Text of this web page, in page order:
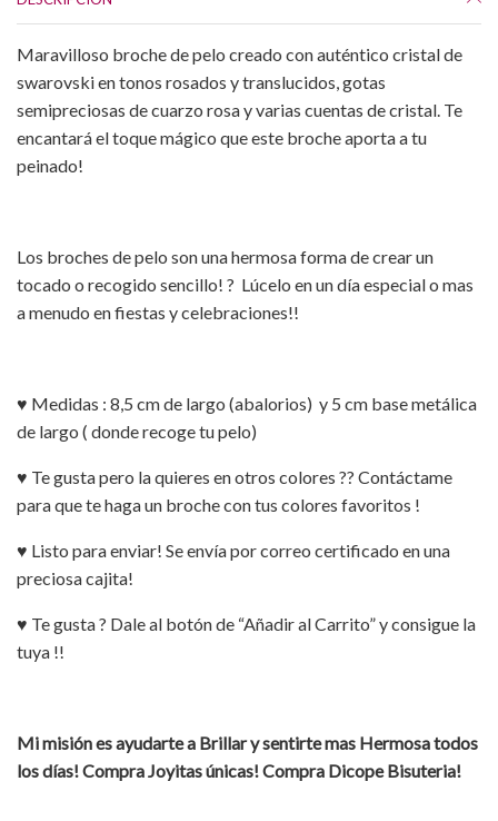
de
cuarzo
Rosa
-
Broche
Novia
Maravilloso broche de pelo creado con auténtico cristal de
swarovski en tonos rosados y translucidos, gotas
semipreciosas de cuarzo rosa y varias cuentas de cristal. Te
encantará el toque mágico que este broche aporta a tu
peinado!
Los broches de pelo son una hermosa forma de crear un
tocado o recogido sencillo! ? Lúcelo en un día especial o mas
a menudo en fiestas y celebraciones!!
♥ Medidas : 8,5 cm de largo (abalorios) y 5 cm base metálica
de largo ( donde recoge tu pelo)
♥ Te gusta pero la quieres en otros colores ?? Contáctame
para que te haga un broche con tus colores favoritos !
♥ Listo para enviar! Se envía por correo certificado en una
preciosa cajita!
♥ Te gusta ? Dale al botón de “Añadir al Carrito” y consigue la
tuya !!
Mi misión es ayudarte a Brillar y sentirte mas Hermosa todos
los días! Compra Joyitas únicas! Compra Dicope Bisuteria!